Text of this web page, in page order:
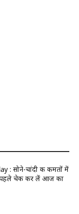
: सोने-चांदी की कीमतों में
पहले चेक कर लें आज का